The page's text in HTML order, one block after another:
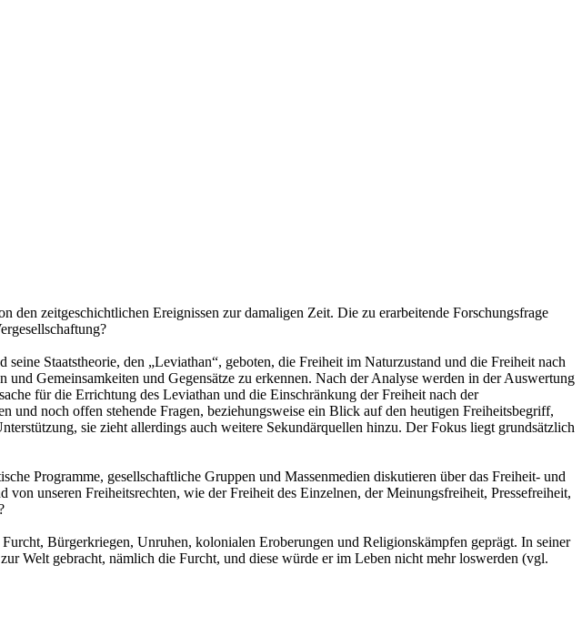
zeitgeschichtlichen Ereignissen zur damaligen Zeit. Die zu erarbeitende Forschungsfrage
Staatstheorie, den „Leviathan“, geboten, die Freiheit im Naturzustand und die Freiheit nach
Gemeinsamkeiten und Gegensätze zu erkennen. Nach der Analyse werden in der Auswertung
für die Errichtung des Leviathan und die Einschränkung der Freiheit nach der
und noch offen stehende Fragen, beziehungsweise ein Blick auf den heutigen Freiheitsbegriff,
sie zieht allerdings auch weitere Sekundärquellen hinzu. Der Fokus liegt grundsätzlich
Programme, gesellschaftliche Gruppen und Massenmedien diskutieren über das Freiheit- und
unseren Freiheitsrechten, wie der Freiheit des Einzelnen, der Meinungsfreiheit, Pressefreiheit,
Bürgerkriegen, Unruhen, kolonialen Eroberungen und Religionskämpfen geprägt. In seiner
Welt gebracht, nämlich die Furcht, und diese würde er im Leben nicht mehr loswerden (vgl.